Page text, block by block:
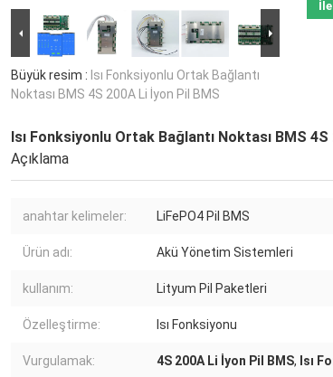
Büyük resim : Isı Fonksiyonlu Ortak Bağlantı
Noktası BMS 4S 200A Li İyon Pil BMS
Isı Fonksiyonlu Ortak Bağlantı Noktası BMS
Açıklama
anahtar kelimeler: LiFePO4 Pil BMS
Ürün adı: Akü Yönetim Sistemleri
kullanım: Lityum Pil Paketleri
Özelleştirme: Isı Fonksiyonu
Vurgulamak: 4S 200A Li İyon Pil BMS, Isı